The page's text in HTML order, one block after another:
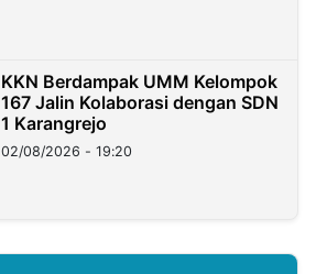
KKN Berdampak UMM Kelompok
167 Jalin Kolaborasi dengan SDN
1 Karangrejo
02/08/2026 - 19:20